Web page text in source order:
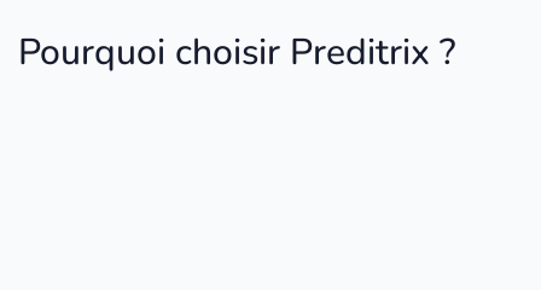
Pourquoi choisir Preditrix ?